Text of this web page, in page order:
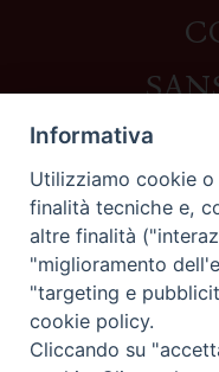
Contatti
Piazza del
Informativa privacy
Informativa
Utilizziamo cookie
finalità tecniche e,
altre finalità
"miglioramento
"targeting e
cookie policy.
Cliccando su